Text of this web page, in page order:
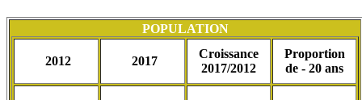
POPULATION
2012 2017
Croissance
2017/2012
Proportion
de - 20 ans